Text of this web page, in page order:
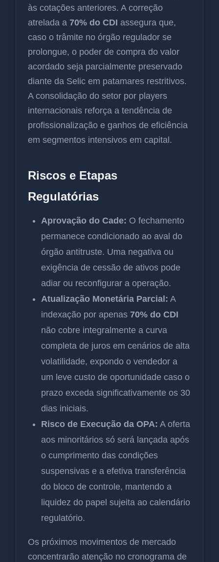
às cotações anteriores. A correção
atrelada a 70% do CDI assegura que,
caso o trâmite no órgão regulador se
prolongue, o poder de compra do valor
acordado seja parcialmente preservado
diante da Selic em patamares restritivos.
A consolidação do setor por players
internacionais reforça a tendência de
profissionalização e ganhos de eficiência
em segmentos intensivos em capital.
Riscos e Etapas
Regulatórias
Aprovação do Cade: O fechamento
permanece condicionado ao aval do
órgão antitruste. Uma negativa ou
exigência de cessão de ativos pode
adiar ou reconfigurar a operação.
Atualização Monetária Parcial: A
indexação por apenas 70% do CDI
não cobre integralmente a curva
completa de juros em cenários de alta
volatilidade, expondo o vendedor a
um leve custo de oportunidade caso o
prazo exceda significativamente os 30
dias iniciais.
Risco de Execução da OPA: A oferta
aos minoritários só será lançada após
o cumprimento das condições
suspensivas e a efetiva transferência
do bloco de controle, mantendo a
liquidez do papel sujeita ao calendário
regulatório.
Os próximos movimentos de mercado
concentrarão atenção no cronograma de